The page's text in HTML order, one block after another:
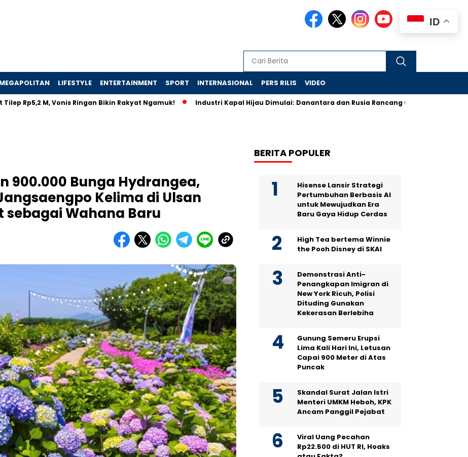
MEGAPOLITAN LIFESTYLE ENTERTAINMENT SPORT INTERNASIONAL PERS RILIS VIDEO
M, Vonis Ringan Bikin Rakyat Ngamuk! Industri Kapal Hijau Dimulai: Danantara dan Rusia Rancang Galangan Bersih
900.000 Bunga Hydrangea,
Kelima di Ulsan
sebagai Wahana Baru
BERITA POPULER
Hisense Lansir Strategi
Pertumbuhan Berbasis AI
untuk Mewujudkan Era
Baru Gaya Hidup Cerdas
High Tea bertema Winnie
the Pooh Disney di SKAI
Demonstrasi Anti-
Penangkapan Imigran di
New York Ricuh, Polisi
Dituding Gunakan
Kekerasan Berlebiha
Gunung Semeru Erupsi
Lima Kali Hari Ini, Letusan
Capai 900 Meter di Atas
Puncak
Skandal Surat Jalan Istri
Menteri UMKM Heboh, KPK
Ancam Panggil Pejabat
Viral Uang Pecahan
Rp22.500 di HUT RI, Hoaks
ID